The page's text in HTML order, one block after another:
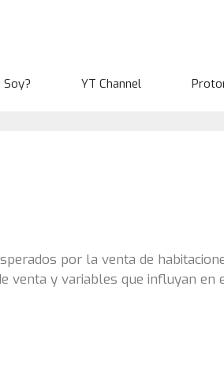
Soy? YT Channel
por la venta de
venta y variables que influyan en